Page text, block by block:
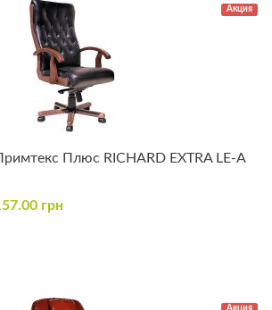
Акция
Плюс RICHARD EXTRA LE-А
грн
Акция